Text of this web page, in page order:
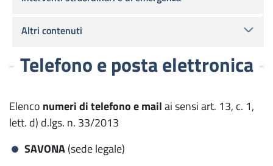
Telefono e posta elettronica
Elenco numeri di telefono e mailai sensi art. 13, c. 1,
lett. d) d.lgs. n. 33/2013
SAVONA(sede legale)
Altri contenuti